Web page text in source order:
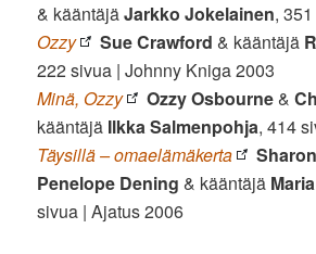
& kääntäjäJarkko Jokelainen,
Ozzy
Sue Crawford & kääntäjä
222 sivua | Johnny Kniga 2003
Minä, Ozzy
Ozzy Osbourne&
kääntäjä Ilkka Salmenpohja, 414
Täysillä – omaelämäkerta
Penelope Dening & kääntäjä
sivua | Ajatus 2006